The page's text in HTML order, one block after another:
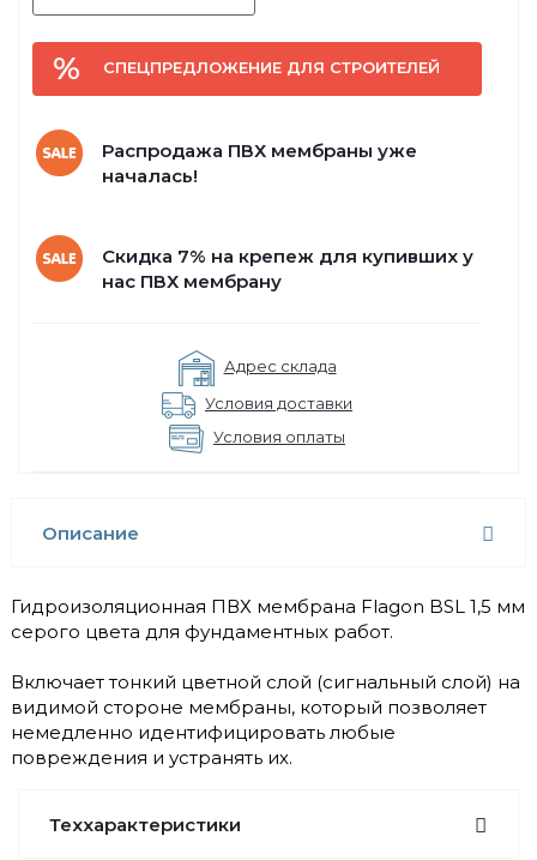
СПЕЦПРЕДЛОЖЕНИЕ ДЛЯ СТРОИТЕЛЕЙ
Распродажа ПВХ мембраны уже
началась!
Скидка 7% на крепеж для купивших у
нас ПВХ мембрану
Адрес склада
Условия доставки
Условия оплаты
Описание
Гидроизоляционная ПВХ мембрана Flagon BSL 1,5 мм
серого цвета для фундаментных работ.
Включает тонкий цветной слой (сигнальный слой) на
видимой стороне мембраны, который позволяет
немедленно идентифицировать любые
повреждения и устранять их.
Теххарактеристики